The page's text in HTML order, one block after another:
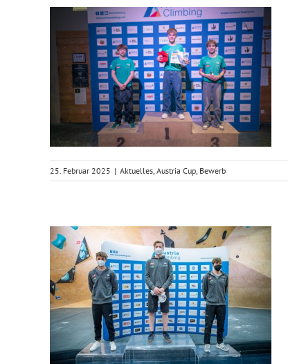
25. Februar 2025 | Aktuelles, Austria Cup, Bewerb